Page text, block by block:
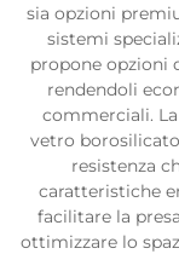
sia opzioni
sistemi
propone opzioni
rendendoli
commerciali.
vetro
resistenza
caratteristiche
facilitare la
ottimizzare lo